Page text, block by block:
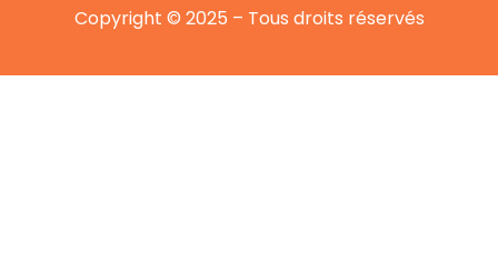
Copyright © 2025 – Tous droits réservés